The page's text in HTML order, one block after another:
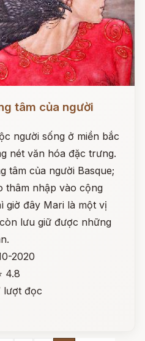
tâm của người
người sống ở miền bắc
nét văn hóa đặc trưng.
tâm của người Basque;
thâm nhập vào cộng
giờ đây Mari là một vị
lưu giữ được những
2020
4.8
lượt đọc